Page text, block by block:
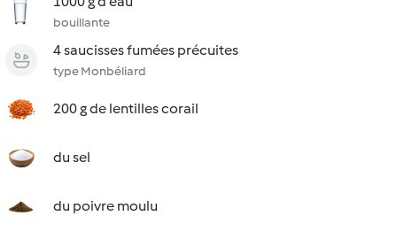
bouillante
4 saucisses fumées précuites
type Monbéliard
200 g de lentilles corail
du sel
du poivre moulu